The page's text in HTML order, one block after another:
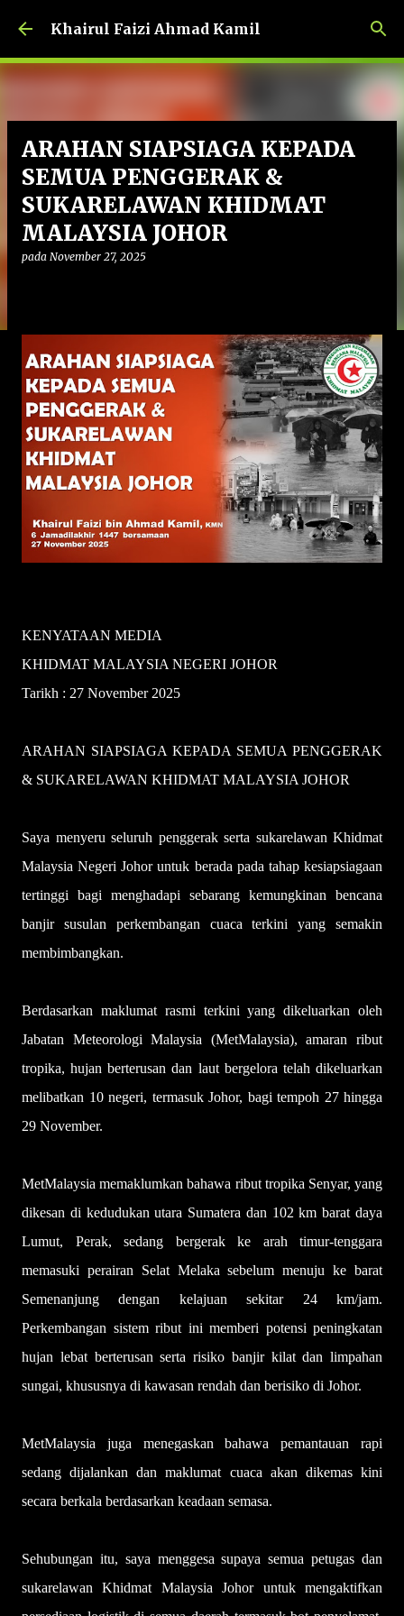
Langkau ke kandungan utama
Khairul Faizi Ahmad Kamil
ARAHAN SIAPSIAGA KEPADA
SEMUA PENGGERAK &
SUKARELAWAN KHIDMAT
MALAYSIA JOHOR
pada November 27, 2025
KENYATAAN MEDIA
KHIDMAT MALAYSIA NEGERI JOHOR
Tarikh : 27 November 2025
ARAHAN SIAPSIAGA KEPADA SEMUA PENGGERAK
& SUKARELAWAN KHIDMAT MALAYSIA JOHOR
Saya menyeru seluruh penggerak serta sukarelawan Khidmat
Malaysia Negeri Johor untuk berada pada tahap kesiapsiagaan
tertinggi bagi menghadapi sebarang kemungkinan bencana
banjir susulan perkembangan cuaca terkini yang semakin
membimbangkan.
Berdasarkan maklumat rasmi terkini yang dikeluarkan oleh
Jabatan Meteorologi Malaysia (MetMalaysia), amaran ribut
tropika, hujan berterusan dan laut bergelora telah dikeluarkan
melibatkan 10 negeri, termasuk Johor, bagi tempoh 27 hingga
29 November.
MetMalaysia memaklumkan bahawa ribut tropika Senyar, yang
dikesan di kedudukan utara Sumatera dan 102 km barat daya
Lumut, Perak, sedang bergerak ke arah timur-tenggara
memasuki perairan Selat Melaka sebelum menuju ke barat
Semenanjung dengan kelajuan sekitar 24 km/jam.
Perkembangan sistem ribut ini memberi potensi peningkatan
hujan lebat berterusan serta risiko banjir kilat dan limpahan
sungai, khususnya di kawasan rendah dan berisiko di Johor.
MetMalaysia juga menegaskan bahawa pemantauan rapi
sedang dijalankan dan maklumat cuaca akan dikemas kini
secara berkala berdasarkan keadaan semasa.
Sehubungan itu, saya menggesa supaya semua petugas dan
sukarelawan Khidmat Malaysia Johor untuk mengaktifkan